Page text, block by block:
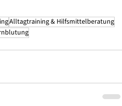
Alltagtraining & Hilfsmittelberatung